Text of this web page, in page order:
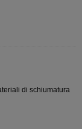
di schiumatura